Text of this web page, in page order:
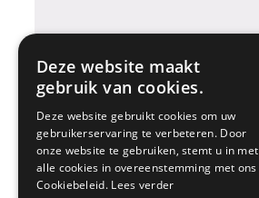
Deze website maakt
gebruik van cookies.
Deze website gebruikt cookies om uw
gebruikerservaring te verbeteren. Door
onze website te gebruiken, stemt u in met
alle cookies in overeenstemming met ons
Cookiebeleid. Lees verder